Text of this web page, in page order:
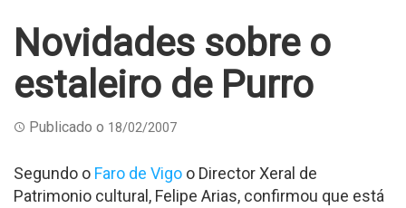
Novidades sobre o
estaleiro de Purro
Publicado o 18/02/2007
Segundo o Faro de Vigo o Director Xeral de
Patrimonio cultural, Felipe Arias, confirmou que está